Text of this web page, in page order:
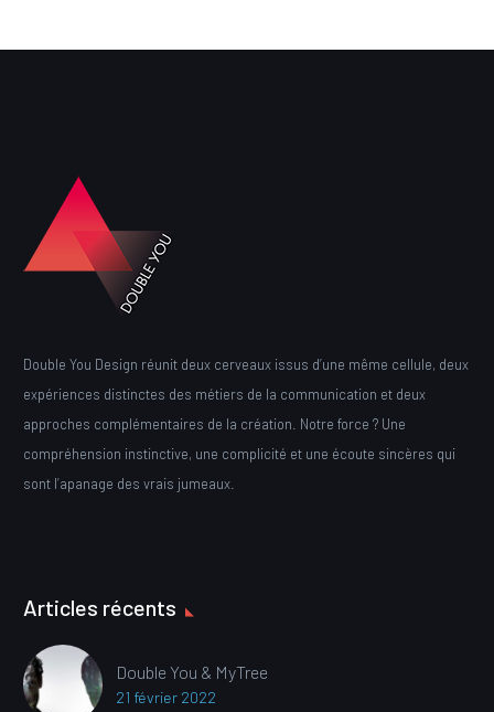
Double You Design réunit deux cerveaux issus d’une même cellule, deux
expériences distinctes des métiers de la communication et deux
approches complémentaires de la création. Notre force ? Une
compréhension instinctive, une complicité et une écoute sincères qui
sont l’apanage des vrais jumeaux.
Articles récents
Double You & MyTree
21 février 2022